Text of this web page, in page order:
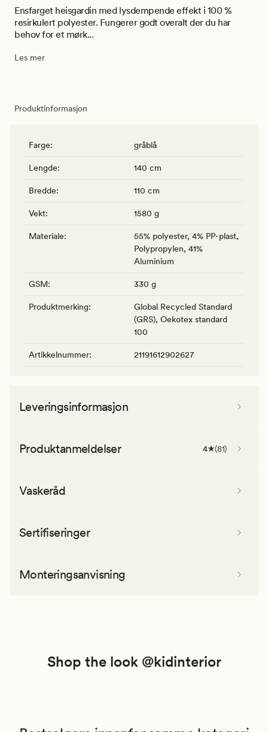
Ensfarget heisgardin med lysdempende effekt i 100 %
resirkulert polyester. Fungerer godt overalt der du har
behov for et mørk...
Les mer
Produktinformasjon
Farge: gråblå
Lengde: 140 cm
Bredde: 110 cm
Vekt: 1580 g
Materiale:
55% polyester, 4% PP-plast,
Polypropylen, 41%
Aluminium
GSM: 330 g
Produktmerking:
Global Recycled Standard
(GRS), Oekotex standard
100
Artikkelnummer: 21191612902627
Leveringsinformasjon
Produktanmeldelser 4 (81)
Vaskeråd
Sertifiseringer
Monteringsanvisning
Shop the look @kidinterior